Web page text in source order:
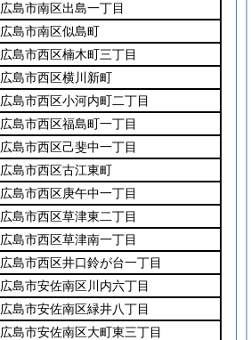
広島市南区出島一丁目
広島市南区似島町
広島市西区楠木町三丁目
広島市西区横川新町
広島市西区小河内町二丁目
広島市西区福島町一丁目
広島市西区己斐中一丁目
広島市西区古江東町
広島市西区庚午中一丁目
広島市西区草津東二丁目
広島市西区草津南一丁目
広島市西区井口鈴が台一丁目
広島市安佐南区川内六丁目
広島市安佐南区緑井八丁目
広島市安佐南区大町東三丁目